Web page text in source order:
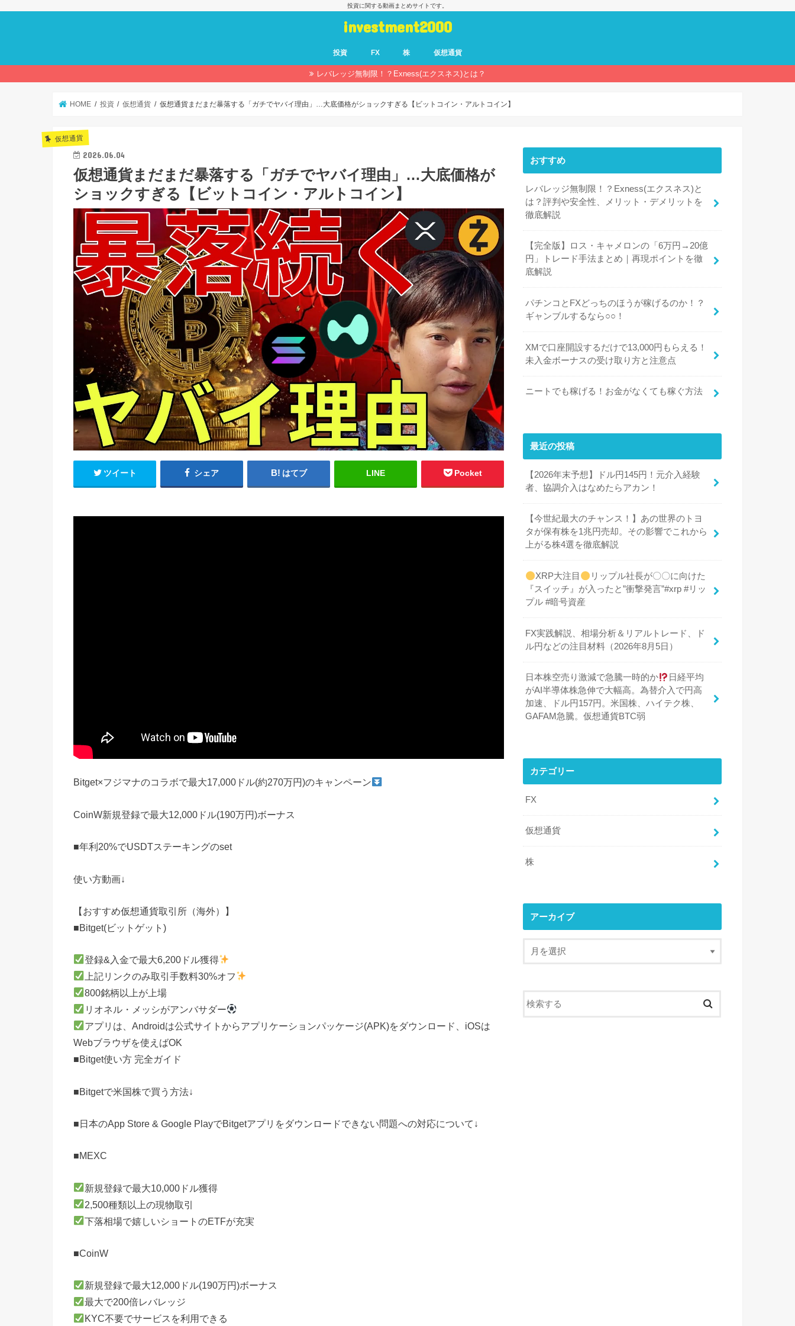
投資に関する動画まとめサイトです。
investment2000
投資 FX 株 仮想通貨
レバレッジ無制限！？Exness(エクスネス)とは？
HOME 投資 仮想通貨 仮想通貨まだまだ暴落する「ガチでヤバイ理由」…大底価格がショックすぎる【ビットコイン・アルトコイン】
仮想通貨
2026.06.04
仮想通貨まだまだ暴落する「ガチでヤバイ理由」…大底価格が
ショックすぎる【ビットコイン・アルトコイン】
ツイート シェア はてブ LINE Pocket
Bitget×フジマナのコラボで最大17,000ドル(約270万円)のキャンペーン
CoinW新規登録で最大12,000ドル(190万円)ボーナス
■年利20%でUSDTステーキングのset
使い方動画↓
【おすすめ仮想通貨取引所（海外）】
■Bitget(ビットゲット)
登録&入金で最大6,200ドル獲得
上記リンクのみ取引手数料30%オフ
800銘柄以上が上場
リオネル・メッシがアンバサダー
アプリは、Androidは公式サイトからアプリケーションパッケージ(APK)をダウンロード、iOSは
Webブラウザを使えばOK
■Bitget使い方 完全ガイド
■Bitgetで米国株で買う方法↓
■日本のApp Store & Google PlayでBitgetアプリをダウンロードできない問題への対応について↓
■MEXC
新規登録で最大10,000ドル獲得
2,500種類以上の現物取引
下落相場で嬉しいショートのETFが充実
■CoinW
新規登録で最大12,000ドル(190万円)ボーナス
最大で200倍レバレッジ
KYC不要でサービスを利用できる
おすすめ
レバレッジ無制限！？Exness(エクスネス)と
は？評判や安全性、メリット・デメリットを
徹底解説
【完全版】ロス・キャメロンの「6万円→20億
円」トレード手法まとめ｜再現ポイントを徹
底解説
パチンコとFXどっちのほうが稼げるのか！？
ギャンブルするなら○○！
XMで口座開設するだけで13,000円もらえる！
未入金ボーナスの受け取り方と注意点
ニートでも稼げる！お金がなくても稼ぐ方法
最近の投稿
【2026年末予想】ドル円145円！元介入経験
者、協調介入はなめたらアカン！
【今世紀最大のチャンス！】あの世界のトヨ
タが保有株を1兆円売却。その影響でこれから
上がる株4選を徹底解説
XRP大注目
リップル社長が〇〇に向けた
『スイッチ』が入ったと”衝撃発言”#xrp #リッ
プル #暗号資産
FX実践解説、相場分析＆リアルトレード、ド
ル円などの注目材料（2026年8月5日）
日本株空売り激減で急騰一時的か
日経平均
がAI半導体株急伸で大幅高。為替介入で円高
加速、ドル円157円。米国株、ハイテク株、
GAFAM急騰。仮想通貨BTC弱
カテゴリー
FX
仮想通貨
株
アーカイブ